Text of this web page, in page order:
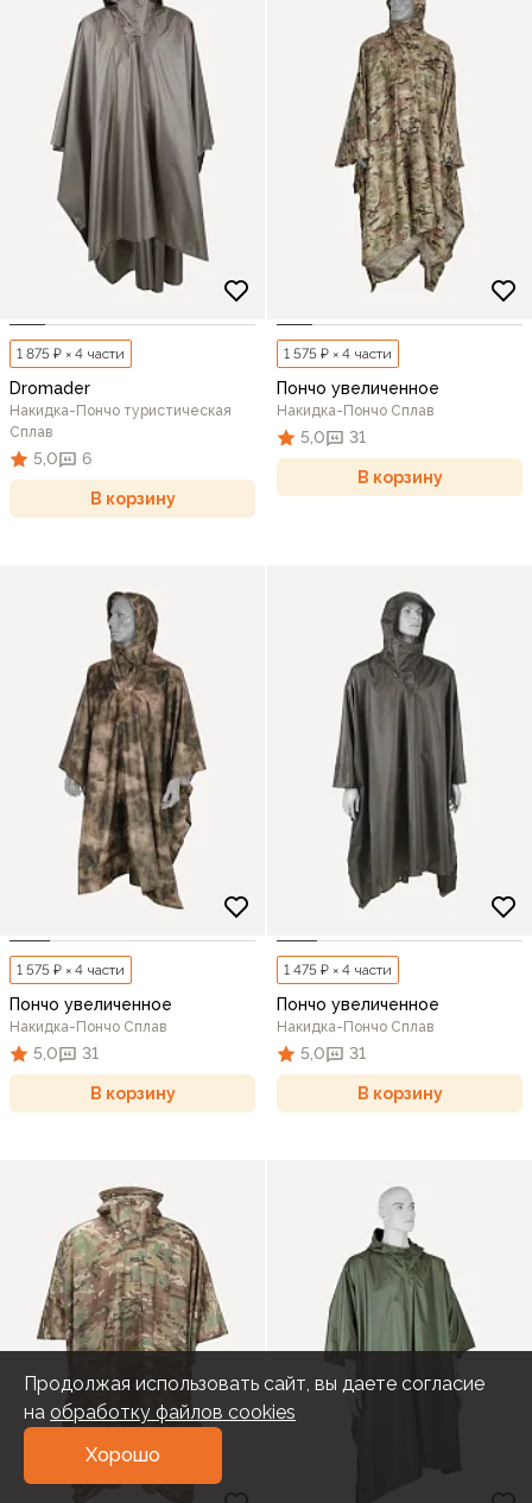
1 875 ₽ × 4 части
Dromader
Накидка-Пончо туристическая
Сплав
5,0 6
В корзину
1 575 ₽ × 4 части
Пончо увеличенное
Накидка-Пончо Сплав
5,0 31
В корзину
1 575 ₽ × 4 части
Пончо увеличенное
Накидка-Пончо Сплав
5,0 31
В корзину
1 475 ₽ × 4 части
Пончо увеличенное
Накидка-Пончо Сплав
5,0 31
В корзину
Продолжая использовать сайт, вы даете согласие
на обработку файлов cookies
Хорошо